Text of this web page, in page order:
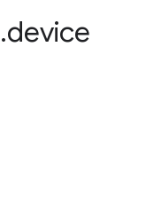
.device